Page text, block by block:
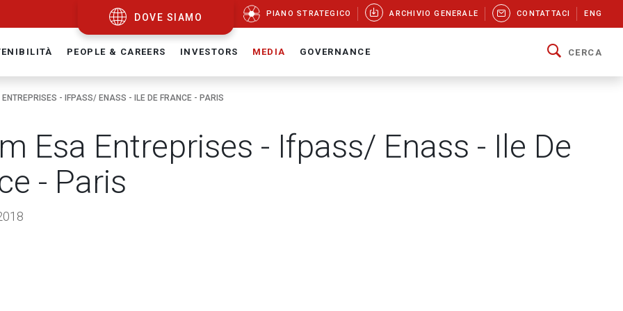
DOVE SIAMO PIANO STRATEGICO ARCHIVIO GENERALE CONTATTACI ENG
PEOPLE & CAREERS INVESTORS MEDIA GOVERNANCE CERCA
ENTREPRISES - IFPASS/ ENASS - ILE DE FRANCE - PARIS
Esa Entreprises - Ifpass/ Enass - Ile De
- Paris